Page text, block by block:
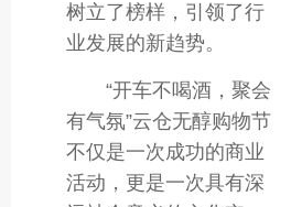
树立了榜样，引领了行
业发展的新趋势。
“开车不喝酒，聚会
有气氛”云仓无醇购物节
不仅是一次成功的商业
活动，更是一次具有深